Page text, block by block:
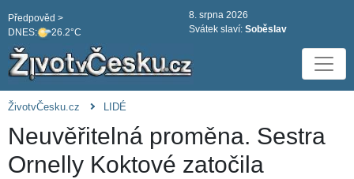
DNES: 26.2°C
Předpověd >
8. srpna 2026
Svátek slaví: Soběslav
ŽivotvČesku.cz LIDÉ
Neuvěřitelná proměna. Sestra
Ornelly Koktové zatočila